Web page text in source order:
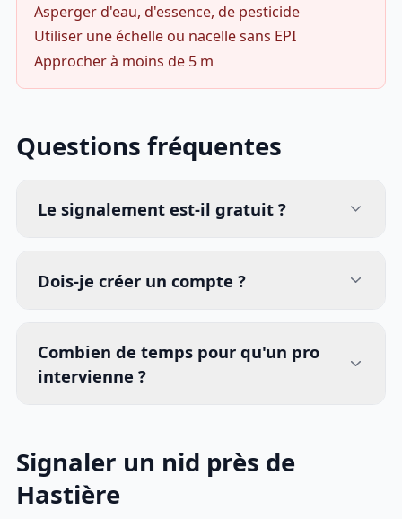
Asperger d'eau, d'essence, de pesticide
Utiliser une échelle ou nacelle sans EPI
Approcher à moins de 5 m
Questions fréquentes
Le signalement est-il gratuit ?
Dois-je créer un compte ?
Combien de temps pour qu'un pro
intervienne ?
Signaler un nid près de
Hastière